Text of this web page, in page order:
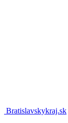
Bratislavskykraj.sk